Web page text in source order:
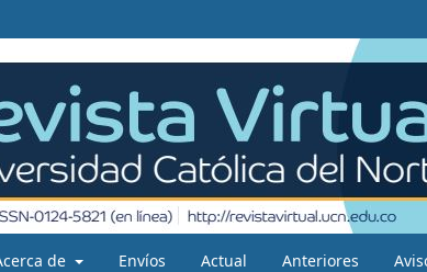
de Envíos Actual Anteriores